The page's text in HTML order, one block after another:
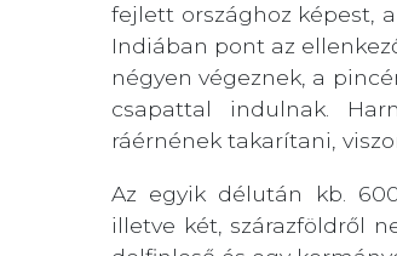
fejlett országhoz képest,
Indiában pont az
négyen végeznek, a
csapattal indulnak.
ráérnének takarítani,
Az egyik délután kb.
illetve két, szárazföldről